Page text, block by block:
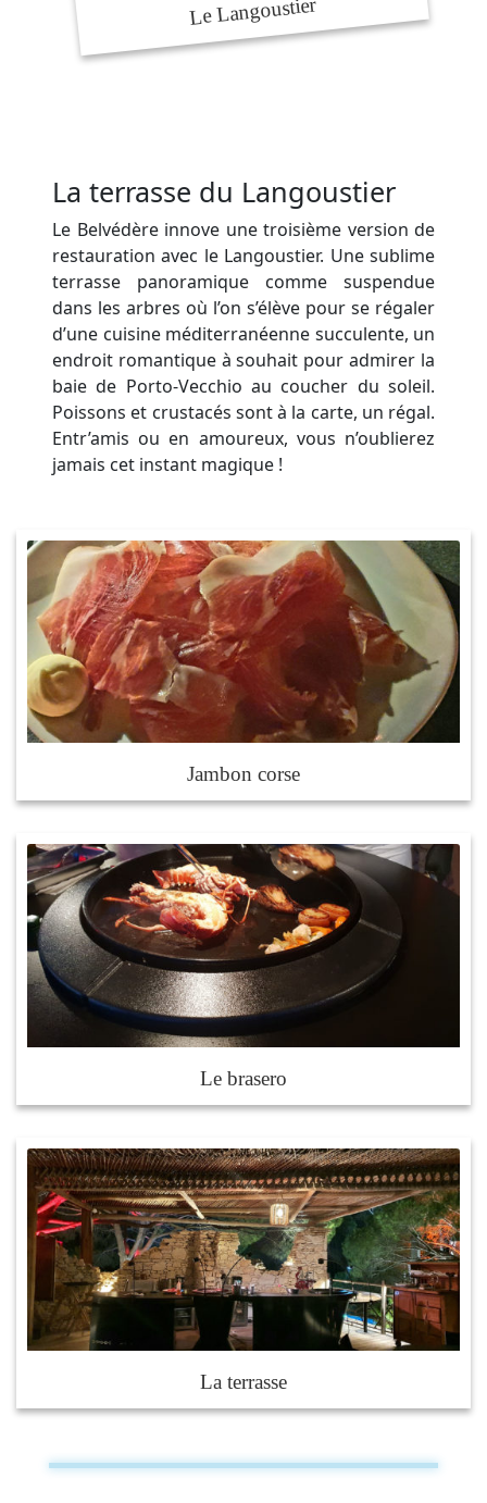
La terrasse du Langoustier
Le Belvédère innove une troisième version de
restauration avec le Langoustier. Une sublime
terrasse panoramique comme suspendue
dans les arbres où l’on s’élève pour se régaler
d’une cuisine méditerranéenne succulente, un
endroit romantique à souhait pour admirer la
baie de Porto-Vecchio au coucher du soleil.
Poissons et crustacés sont à la carte, un régal.
Entr’amis ou en amoureux, vous n’oublierez
jamais cet instant magique !